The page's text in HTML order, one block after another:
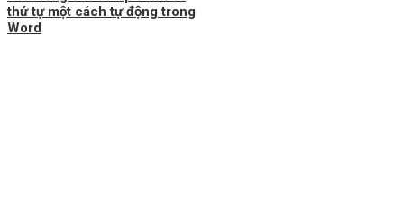
thứ tự một cách tự động trong
Word